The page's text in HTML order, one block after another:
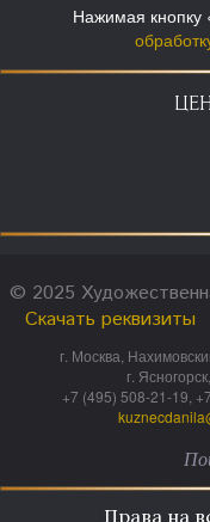
Нажимая кнопку
© 2025
Скачать реквизиты
г. Москва,
г.
+7 (495) 508-21-19,
Права на